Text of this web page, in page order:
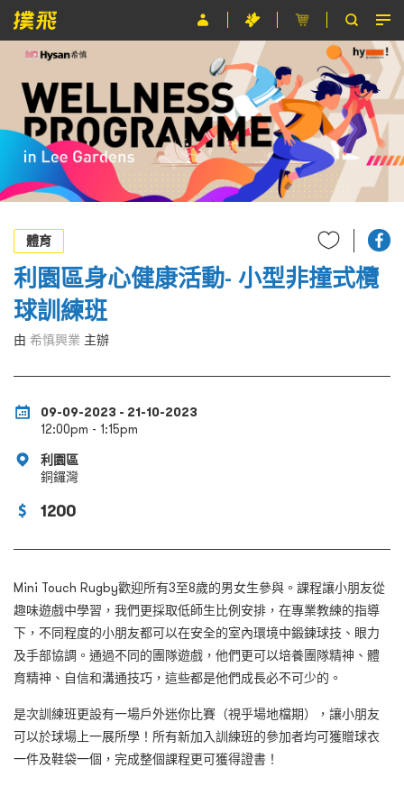
主辦單位
關於撲飛
條款及細則
EN
體育
利園區身心健康活動- 小型非撞式欖
球訓練班
由 希慎興業 主辦
09-09-2023 - 21-10-2023
12:00pm - 1:15pm
利園區
銅鑼灣
1200
Mini Touch Rugby歡迎所有3至8歲的男女生參與。課程讓小朋友從
趣味遊戲中學習，我們更採取低師生比例安排，在專業教練的指導
下，不同程度的小朋友都可以在安全的室內環境中鍛鍊球技、眼力
及手部協調。通過不同的團隊遊戲，他們更可以培養團隊精神、體
育精神、自信和溝通技巧，這些都是他們成長必不可少的。
是次訓練班更設有一場戶外迷你比賽（視乎場地檔期），讓小朋友
可以於球場上一展所學！所有新加入訓練班的參加者均可獲贈球衣
一件及鞋袋一個，完成整個課程更可獲得證書！